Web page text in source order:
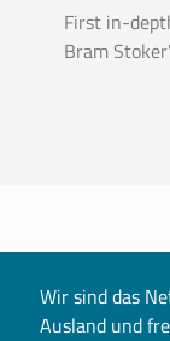
First in-
Bram
Wir sind das
Ausland und